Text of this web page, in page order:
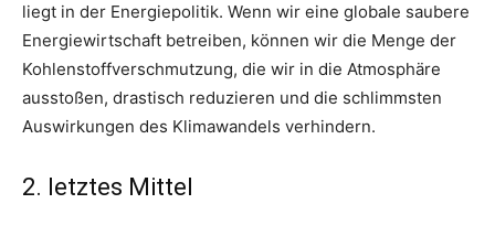
liegt in der Energiepolitik. Wenn wir eine globale saubere
Energiewirtschaft betreiben, können wir die Menge der
Kohlenstoffverschmutzung, die wir in die Atmosphäre
ausstoßen, drastisch reduzieren und die schlimmsten
Auswirkungen des Klimawandels verhindern.
2. letztes Mittel